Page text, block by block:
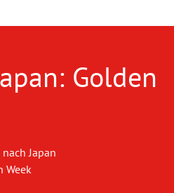
Golden
Japan
Week